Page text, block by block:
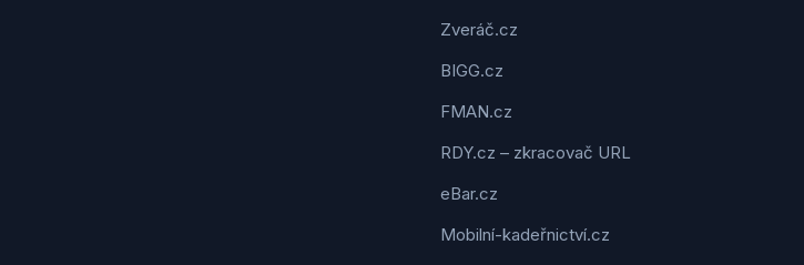
Zveráč.cz
BIGG.cz
FMAN.cz
RDY.cz – zkracovač URL
eBar.cz
Mobilní-kadeřnictví.cz